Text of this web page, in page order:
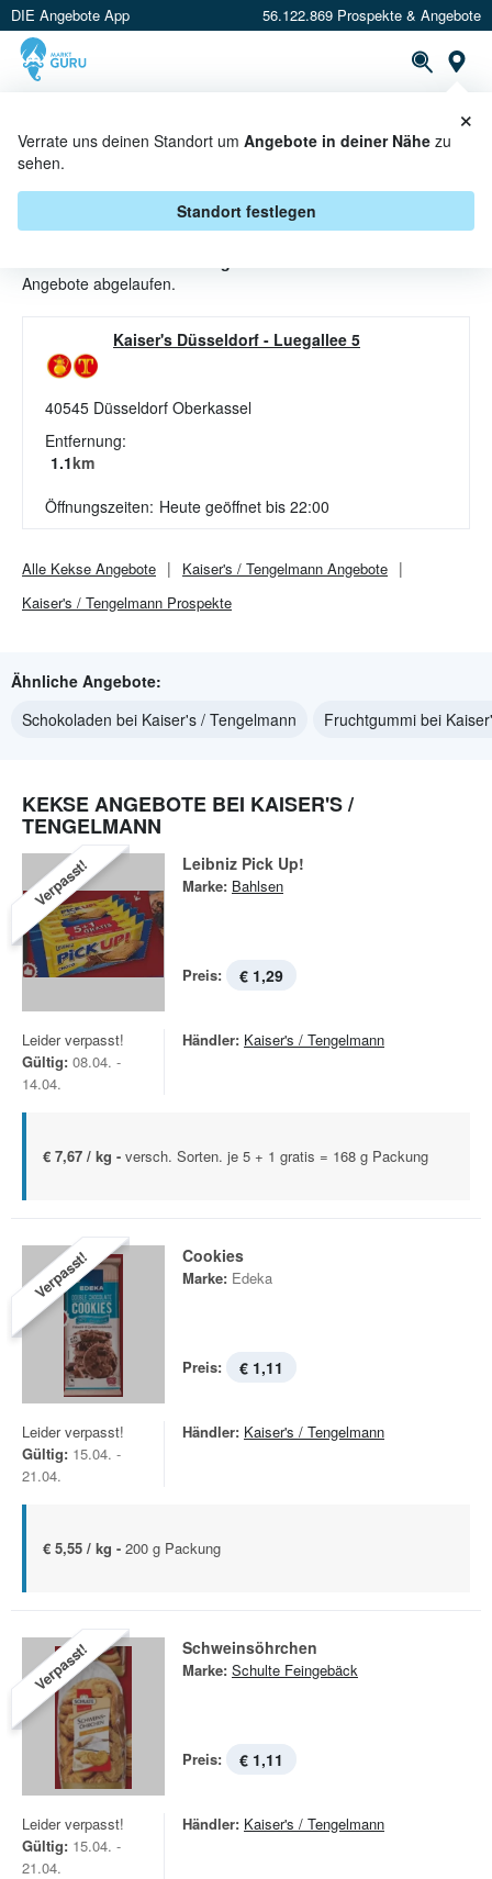
DIE Angebote App 56.122.869 Prospekte & Angebote
Verrate uns deinen Standort um Angebote in deiner Nähe zu
sehen.
Standort festlegen
×
KEKSE ANGEBOTE & AKTIONEN
BEI KAISER'S / TENGELMANN
Angebote abgelaufen.
Kaiser's Düsseldorf - Luegallee 5
40545 Düsseldorf Oberkassel
Entfernung:
1.1km
Öffnungszeiten: Heute geöffnet bis 22:00
Alle Kekse Angebote Kaiser's / Tengelmann Angebote
Kaiser's / Tengelmann Prospekte
Ähnliche Angebote:
Schokoladen bei Kaiser's / Tengelmann
Fruchtgummi bei
KEKSE ANGEBOTE BEI KAISER'S /
TENGELMANN
Verpasst! Leibniz Pick Up!
Marke: Bahlsen
Preis: € 1,29
Leider verpasst!
Gültig: 08.04. -
14.04.
Händler: Kaiser's / Tengelmann
€ 7,67 / kg - versch. Sorten. je 5 + 1 gratis = 168 g Packung
Verpasst! Cookies
Marke: Edeka
Preis: € 1,11
Leider verpasst!
Gültig: 15.04. -
21.04.
Händler: Kaiser's / Tengelmann
€ 5,55 / kg - 200 g Packung
Verpasst! Schweinsöhrchen
Marke: Schulte Feingebäck
Preis: € 1,11
Leider verpasst!
Gültig: 15.04. -
21.04.
Händler: Kaiser's / Tengelmann